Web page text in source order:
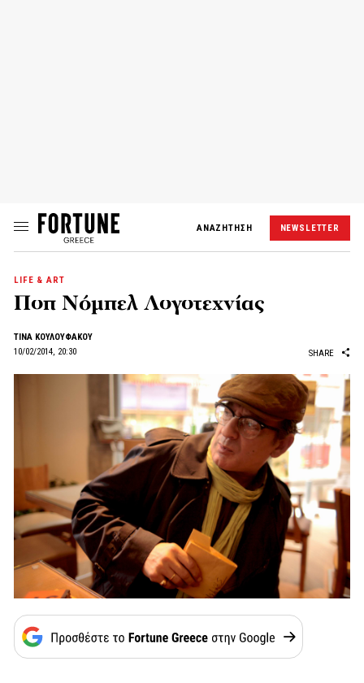
ΑΝΑΖΗΤΗΣΗ NEWSLETTER
LIFE & ART
Ποπ Νόμπελ Λογοτεχνίας
ΤΙΝΑ ΚΟΥΛΟΥΦΑΚΟΥ
10/02/2014, 20:30
SHARE